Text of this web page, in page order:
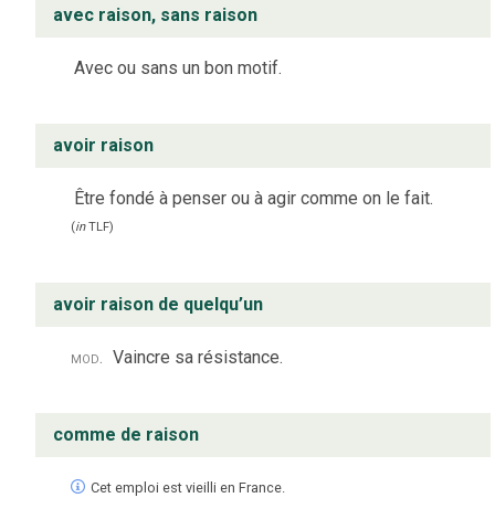
avec raison, sans raison
Avec ou sans un bon motif.
avoir raison
Être fondé à penser ou à agir comme on le fait.
(inTLF)
avoir raison de quelqu’un
mod. Vaincre sa résistance.
comme de raison
Cet emploi est vieilli en France.